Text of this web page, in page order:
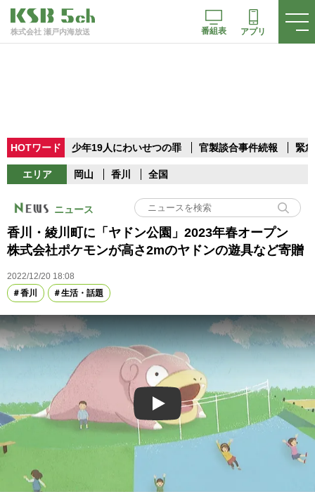
株式会社 瀬戸内海放送 番組表 アプリ
HOTワード 少年19人にわいせつの罪 官製談合事件続報 緊
エリア 岡山 香川 全国
ニュース
香川・綾川町に「ヤドン公園」2023年春オープン
株式会社ポケモンが高さ2mのヤドンの遊具など寄贈
2022/12/20 18:08
香川
生活・話題
Play